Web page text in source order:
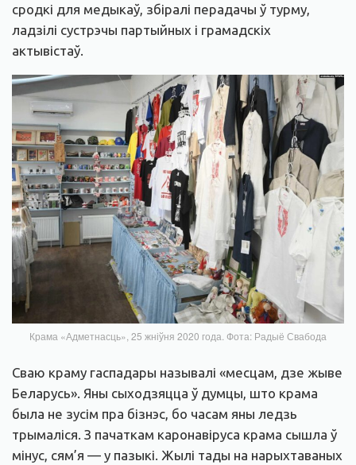
сродкі для медыкаў, збіралі перадачы ў турму,
ладзілі сустрэчы партыйных і грамадскіх
актывістаў.
Крама «Адметнасць», 25 жніўня 2020 года. Фота: Радыё Свабода
Сваю краму гаспадары называлі «месцам, дзе жыве
Беларусь». Яны сыходзяцца ў думцы, што крама
была не зусім пра бізнэс, бо часам яны ледзь
трымаліся. З пачаткам каронавіруса крама сышла ў
мінус, сям’я — у пазыкі. Жылі тады на нарыхтаваных